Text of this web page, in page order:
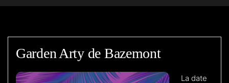
Garden Arty de Bazemont
La date